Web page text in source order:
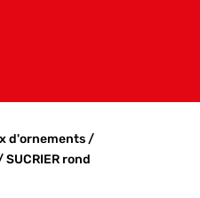
d'ornements/
rond